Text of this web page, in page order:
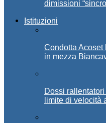
dimissioni
Istituzioni
Condotta
in mezza
Dossi
limite di velocità